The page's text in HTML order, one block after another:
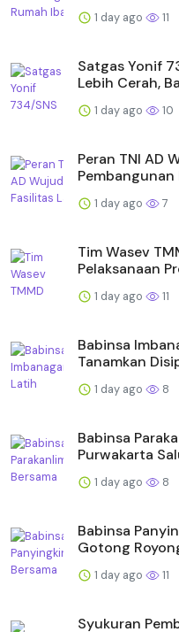
1 day ago 11
Satgas Yonif
Lebih Cerah,
1 day ago 10
Peran TNI AD
Pembangunan
1 day ago 7
Tim Wasev
Pelaksanaan
1 day ago 11
Babinsa
Tanamkan
1 day ago 8
Babinsa
Purwakarta
1 day ago 8
Babinsa
Gotong
1 day ago 11
Syukuran